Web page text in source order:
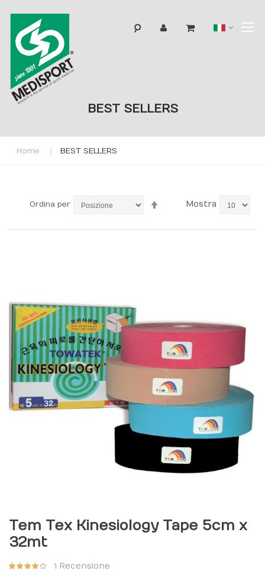
Lingua
BEST SELLERS
Home BEST SELLERS
Ordina per
ImpostaMostra
Tem Tex Kinesiology Tape 5cm x
32mt
Valutazione:
1 Recensione